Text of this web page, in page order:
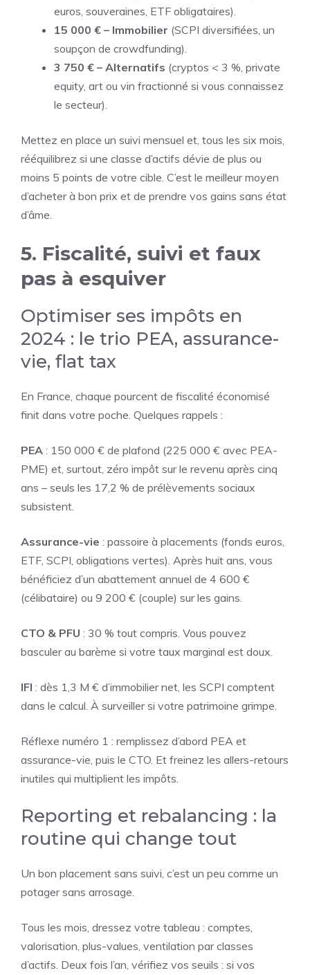
euros, souveraines, ETF obligataires).
15 000 € – Immobilier (SCPI diversifiées, un
soupçon de crowdfunding).
3 750 € – Alternatifs (cryptos < 3 %, private
equity, art ou vin fractionné si vous connaissez
le secteur).
Mettez en place un suivi mensuel et, tous les six mois,
rééquilibrez si une classe d’actifs dévie de plus ou
moins 5 points de votre cible. C’est le meilleur moyen
d’acheter à bon prix et de prendre vos gains sans état
d’âme.
5. Fiscalité, suivi et faux
pas à esquiver
Optimiser ses impôts en
2024 : le trio PEA, assurance-
vie, flat tax
En France, chaque pourcent de fiscalité économisé
finit dans votre poche. Quelques rappels :
PEA : 150 000 € de plafond (225 000 € avec PEA-
PME) et, surtout, zéro impôt sur le revenu après cinq
ans – seuls les 17,2 % de prélèvements sociaux
subsistent.
Assurance-vie : passoire à placements (fonds euros,
ETF, SCPI, obligations vertes). Après huit ans, vous
bénéficiez d’un abattement annuel de 4 600 €
(célibataire) ou 9 200 € (couple) sur les gains.
CTO & PFU : 30 % tout compris. Vous pouvez
basculer au barème si votre taux marginal est doux.
IFI : dès 1,3 M € d’immobilier net, les SCPI comptent
dans le calcul. À surveiller si votre patrimoine grimpe.
Réflexe numéro 1 : remplissez d’abord PEA et
assurance-vie, puis le CTO. Et freinez les allers-retours
inutiles qui multiplient les impôts.
Reporting et rebalancing : la
routine qui change tout
Un bon placement sans suivi, c’est un peu comme un
potager sans arrosage.
Tous les mois, dressez votre tableau : comptes,
valorisation, plus-values, ventilation par classes
d’actifs. Deux fois l’an, vérifiez vos seuils : si vos